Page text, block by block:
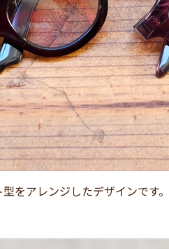
をアレンジしたデザインです。